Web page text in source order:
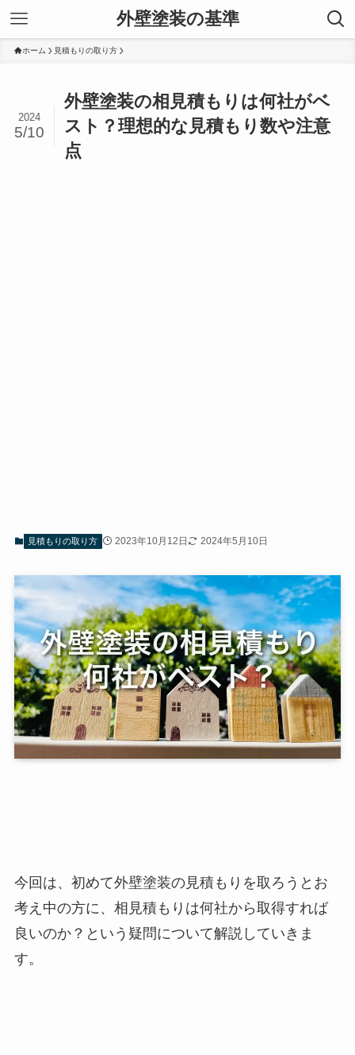
外壁塗装の基準
ホーム 見積もりの取り方
外壁塗装の相見積もりは何社がベ
スト？理想的な見積もり数や注意
点
2024
5/10
見積もりの取り方 2023年10月12日 2024年5月10日
今回は、初めて外壁塗装の見積もりを取ろうとお
考え中の方に、相見積もりは何社から取得すれば
良いのか？という疑問について解説していきま
す。